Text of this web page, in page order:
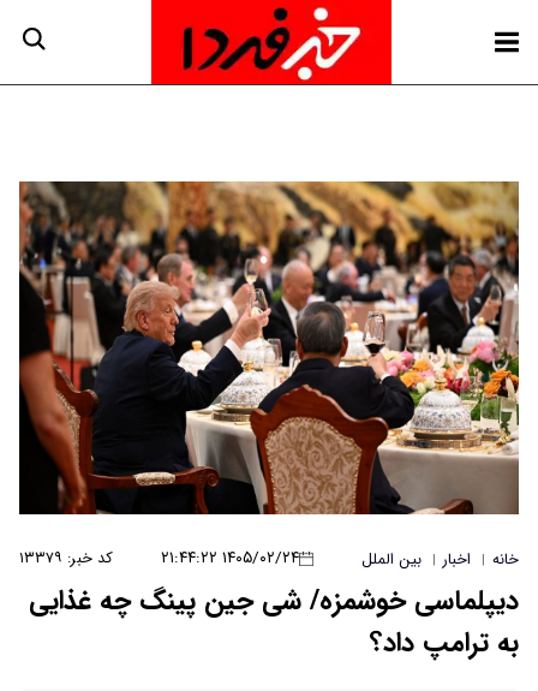
خانه | اخبار | بین الملل ۱۴۰۵/۰۲/۲۴ ۲۱:۴۴:۲۲ کد خبر: ۱۳۳۷۹
دیپلماسی خوشمزه/ شی جین پینگ چه غذایی
به ترامپ داد؟